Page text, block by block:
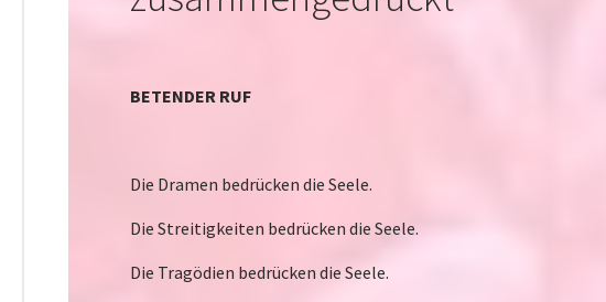
BETENDER RUF
Die Dramen bedrücken die Seele.
Die Streitigkeiten bedrücken die Seele.
Die Tragödien bedrücken die Seele.